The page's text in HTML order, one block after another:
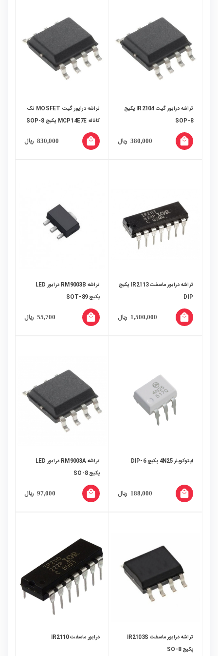
تراشه درایور گیت IR2104 پکیج
SOP-8
380,000 ریال local_mall
تراشه درایور گیت MOSFET تک
کاناله MCP14E7E پکیج SOP-8
830,000 ریال local_mall
تراشه درایور ماسفت IR2113 پکیج
DIP
1,500,000 ریال local_mall
تراشه RM9003B درایور LED
پکیج SOT-89
55,700 ریال local_mall
اپتوکوپلر 4N25 پکیج DIP-6
188,000 ریال local_mall
تراشه RM9003A درایور LED
پکیج SO-8
97,000 ریال local_mall
تراشه درایور ماسفت IR2103S
پکیج SO-8
درایور ماسفت IR2110